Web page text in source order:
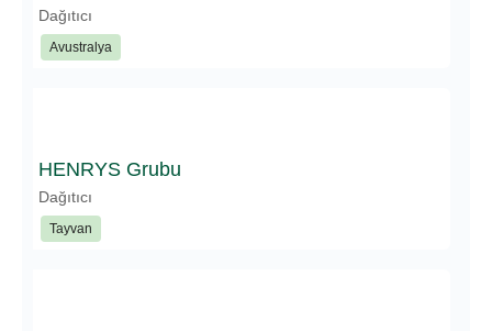
Dağıtıcı
Avustralya
HENRYS Grubu
Dağıtıcı
Tayvan